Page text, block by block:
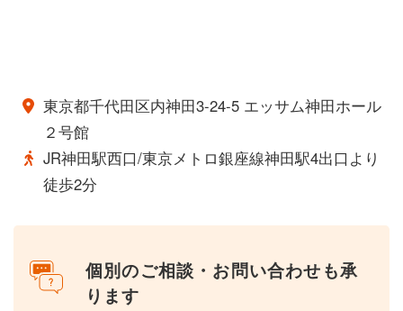
東京都千代田区内神田3-24-5 エッサム神田ホール
２号館
JR神田駅西口/東京メトロ銀座線神田駅4出口より
徒歩2分
個別のご相談・お問い合わせも承
ります